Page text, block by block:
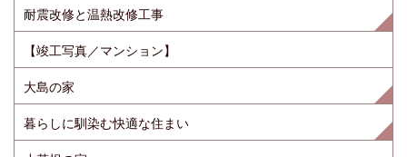
耐震改修と温熱改修工事
【竣工写真／マンション】
大島の家
暮らしに馴染む快適な住まい